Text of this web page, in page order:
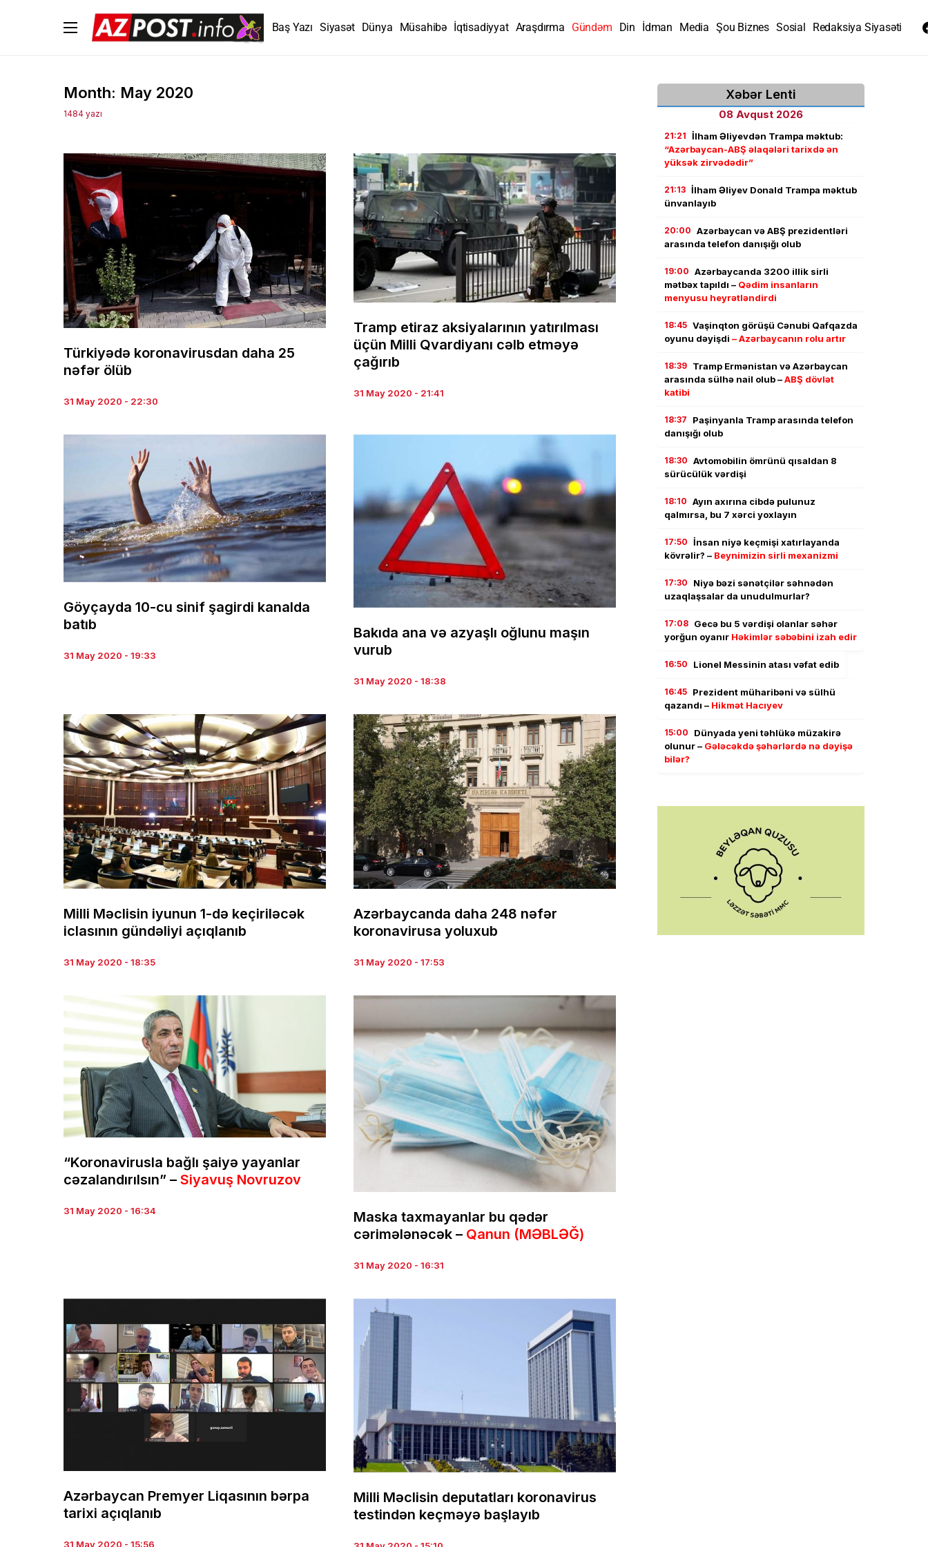
Baş Yazı Siyasət Dünya Müsahibə İqtisadiyyat Araşdırma Gündəm Din İdman Media Şou Biznes Sosial Redaksiya Siyasəti
Month: May 2020
1484 yazı
Türkiyədə koronavirusdan daha 25
nəfər ölüb
31 May 2020 - 22:30
Tramp etiraz aksiyalarının yatırılması
üçün Milli Qvardiyanı cəlb etməyə
çağırıb
31 May 2020 - 21:41
Göyçayda 10-cu sinif şagirdi kanalda
batıb
31 May 2020 - 19:33
Bakıda ana və azyaşlı oğlunu maşın
vurub
31 May 2020 - 18:38
Milli Məclisin iyunun 1-də keçiriləcək
iclasının gündəliyi açıqlanıb
31 May 2020 - 18:35
Azərbaycanda daha 248 nəfər
koronavirusa yoluxub
31 May 2020 - 17:53
“Koronavirusla bağlı şaiyə yayanlar
cəzalandırılsın” – Siyavuş Novruzov
31 May 2020 - 16:34
Maska taxmayanlar bu qədər
cərimələnəcək – Qanun (MƏBLƏĞ)
31 May 2020 - 16:31
Azərbaycan Premyer Liqasının bərpa
tarixi açıqlanıb
31 May 2020 - 15:56
Milli Məclisin deputatları koronavirus
testindən keçməyə başlayıb
Xəbər Lenti
08 Avqust 2026
21:21 İlham Əliyevdən Trampa məktub:
“Azərbaycan-ABŞ əlaqələri tarixdə ən
yüksək zirvədədir”
21:13 İlham Əliyev Donald Trampa məktub
ünvanlayıb
20:00 Azərbaycan və ABŞ prezidentləri
arasında telefon danışığı olub
19:00 Azərbaycanda 3200 illik sirli
mətbəx tapıldı – Qədim insanların
menyusu heyrətləndirdi
18:45 Vaşinqton görüşü Cənubi Qafqazda
oyunu dəyişdi – Azərbaycanın rolu artır
18:39 Tramp Ermənistan və Azərbaycan
arasında sülhə nail olub –ABŞ dövlət
katibi
18:37
Paşinyanla Tramp arasında telefon
danışığı olub
18:30 Avtomobilin ömrünü qısaldan 8
sürücülük vərdişi
18:10 Ayın axırına cibdə pulunuz
qalmırsa, bu 7 xərci yoxlayın
17:50 İnsan niyə keçmişi xatırlayanda
kövrəlir? – Beynimizin sirli mexanizmi
17:30
Niyə bəzi sənətçilər səhnədən
uzaqlaşsalar da unudulmurlar?
17:08 Gecə bu 5 vərdişi olanlar səhər
yorğun oyanır Həkimlər səbəbini izah edir
16:50 Lionel Messinin atası vəfat edib
16:45 Prezident müharibəni və sülhü
qazandı – Hikmət Hacıyev
15:00
Dünyada yeni təhlükə müzakirə
olunur – Gələcəkdə şəhərlərdə nə dəyişə
bilər?